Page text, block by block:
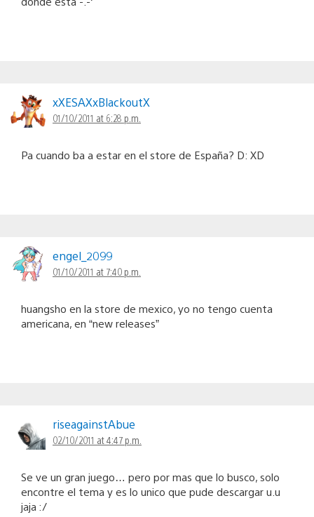
xXESAXxBlackoutX
01/10/2011 at 6:28 p.m.
Pa cuando ba a estar en el store de España? D: XD
engel_2099
01/10/2011 at 7:40 p.m.
huangsho en la store de mexico, yo no tengo cuenta
americana, en “new releases”
riseagainstAbue
02/10/2011 at 4:47 p.m.
Se ve un gran juego… pero por mas que lo busco, solo
encontre el tema y es lo unico que pude descargar u.u
jaja :/